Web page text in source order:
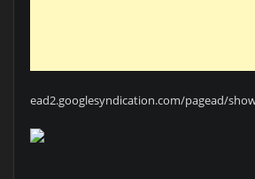
ead2.googlesyndication.com/pagead/